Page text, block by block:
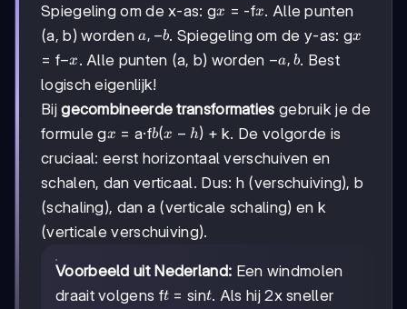
Spiegeling om de x-as: gx
x = -fx
x. Alle punten
(a, b) wordena,
-
b
a, −b. Spiegeling om de y-as: gx
x
= f-
x
−x. Alle punten (a, b) worden -
−a, b. Best
logisch eigenlijk!
Bijgecombineerde transformaties gebruik je de
formule gx
x = a·fb(x
-
h)
b(x − h) + k. De volgorde is
cruciaal: eerst horizontaal verschuiven en
schalen, dan verticaal. Dus: h (verschuiving), b
(schaling), dan a (verticale schaling) en k
(verticale verschuiving).
Voorbeeld uit Nederland: Een windmolen
draait volgens ft
t = sint
t. Als hij 2x sneller